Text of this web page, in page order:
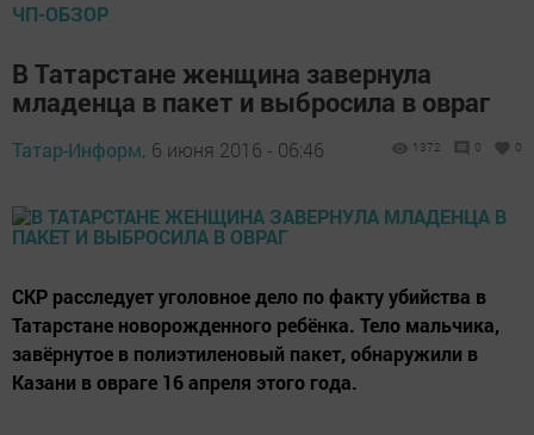
ЧП-ОБЗОР
В Татарстане женщина завернула
младенца в пакет и выбросила в овраг
Татар-Информ, 6 июня 2016 - 06:46 1372 0 0
СКР расследует уголовное дело по факту убийства в
Татарстане новорожденного ребёнка. Тело мальчика,
завёрнутое в полиэтиленовый пакет, обнаружили в
Казани в овраге 16 апреля этого года.